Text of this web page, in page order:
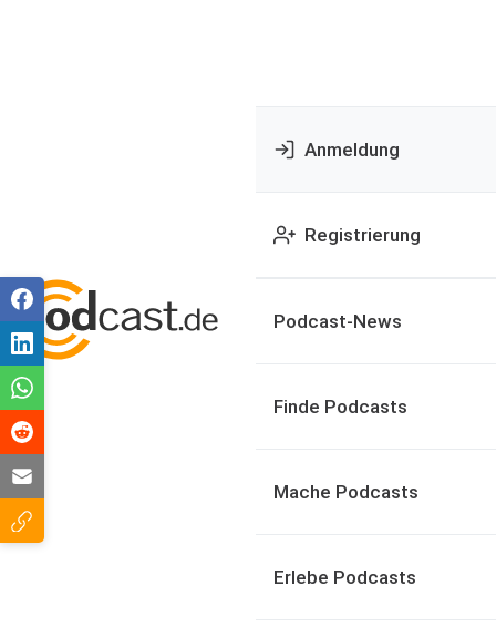
Anmeldung
Registrierung
Podcast-News
Finde Podcasts
Mache Podcasts
Erlebe Podcasts